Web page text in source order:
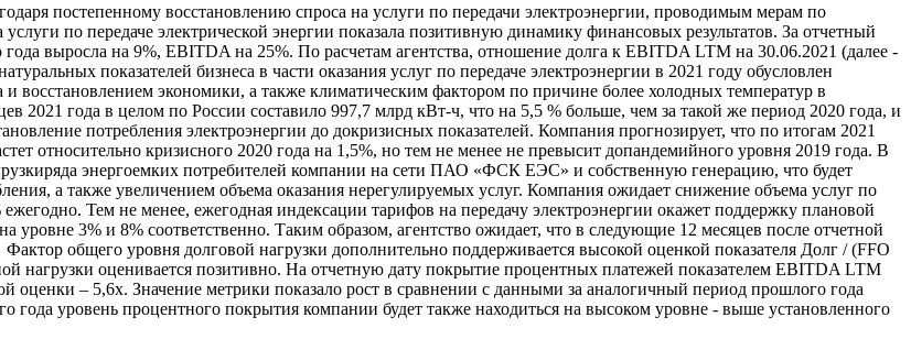
постепенному восстановлению спроса на услуги по передачи электроэнергии, проводимым мерам по
по передаче электрической энергии показала позитивную динамику финансовых результатов. За отчетный
выросла на 9%, EBITDA на 25%. По расчетам агентства, отношение долга к EBITDA LTM на 30.06.2021 (далее -
показателей бизнеса в части оказания услуг по передаче электроэнергии в 2021 году обусловлен
экономики, а также климатическим фактором по причине более холодных температур в
2021 года в целом по России составило 997,7 млрд кВт-ч, что на 5,5 % больше, чем за такой же период 2020 года, и
потребления электроэнергии до докризисных показателей. Компания прогнозирует, что по итогам 2021
относительно кризисного 2020 года на 1,5%, но тем не менее не превысит допандемийного уровня 2019 года. В
энергоемких потребителей компании на сети ПАО «ФСК ЕЭС» и собственную генерацию, что будет
а также увеличением объема оказания нерегулируемых услуг. Компания ожидает снижение объема услуг по
Тем не менее, ежегодная индексации тарифов на передачу электроэнергии окажет поддержку плановой
3% и 8% соответственно. Таким образом, агентство ожидает, что в следующие 12 месяцев после отчетной
общего уровня долговой нагрузки дополнительно поддерживается высокой оценкой показателя Долг / (FFO
нагрузки оценивается позитивно. На отчетную дату покрытие процентных платежей показателем EBITDA LTM
оценки – 5,6х. Значение метрики показало рост в сравнении с данными за аналогичный период прошлого года
года уровень процентного покрытия компании будет также находиться на высоком уровне - выше установленного